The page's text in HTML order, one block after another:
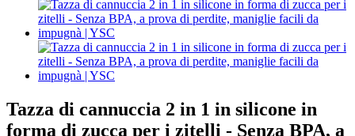
Tazza di cannuccia 2 in 1 in silicone in
forma di zucca per i zitelli - Senza BPA, a